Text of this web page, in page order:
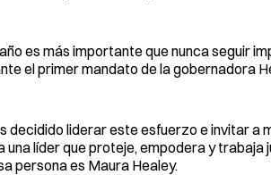
es más importante que nunca seguir
el primer mandato de la gobernadora
decidido liderar este esfuerzo e invitar a
una líder que proteje, empodera y
persona es Maura Healey.